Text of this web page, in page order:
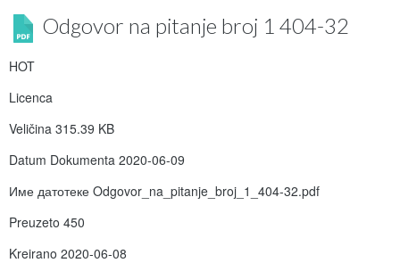
Odgovor na pitanje broj 1 404-32
HOT
Licenca
Veličina 315.39 KB
Datum Dokumenta 2020-06-09
Име датотеке Odgovor_na_pitanje_broj_1_404-32.pdf
Preuzeto 450
Kreirano 2020-06-08